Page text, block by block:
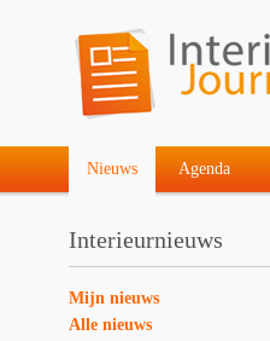
Nieuws Agenda
Interieurnieuws
Mijn nieuws
Alle nieuws